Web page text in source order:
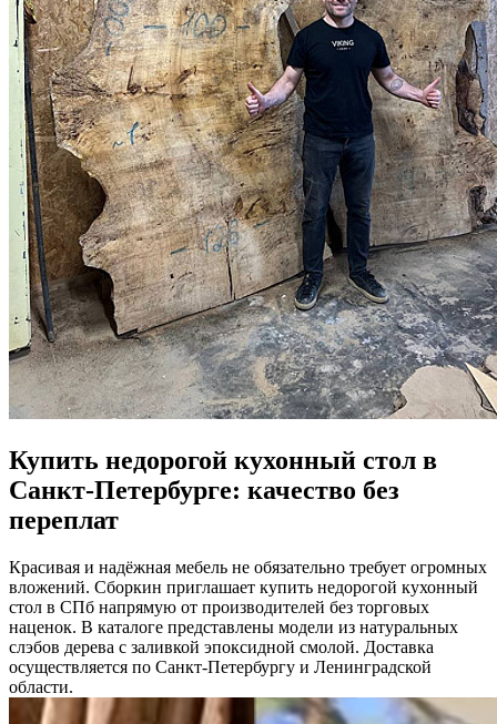
Купить недорогой кухонный стол в
Санкт-Петербурге: качество без
переплат
Красивая и надёжная мебель не обязательно требует огромных
вложений. Сборкин приглашает купить недорогой кухонный
стол в СПб напрямую от производителей без торговых
наценок. В каталоге представлены модели из натуральных
слэбов дерева с заливкой эпоксидной смолой. Доставка
осуществляется по Санкт-Петербургу и Ленинградской
области.